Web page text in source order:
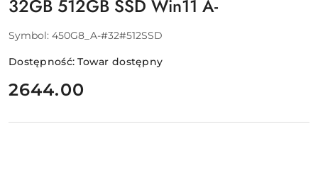
32GB 512GB SSD Win11 A-
Symbol: 450G8_A-#32#512SSD
Dostępność:Towar dostępny
cena:
2644.00